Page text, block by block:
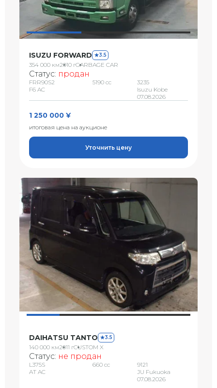
ISUZU FORWARD 3.5
354 000 км2010 гGARBAGE CAR
Статус: продан
FRR90S2
F6 AC
5190 сс
3235
Isuzu Kobe
07.08.2026
1 250 000 ¥
итоговая цена на аукционе
Уточнить цену
DAIHATSU TANTO 3.5
140 000 км2011 гCUSTOM X
Статус: не продан
L375S
AT AC
660 сс
9121
JU Fukuoka
07.08.2026